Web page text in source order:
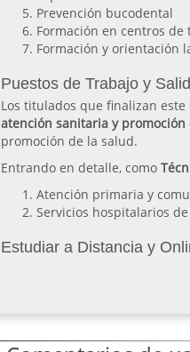
Prevención bucodental
Formación en centros de
Formación y orientación
Puestos de Trabajo y
Los titulados que finalizan
atención sanitaria y promoción
promoción de la salud.
Entrando en detalle, como
Atención primaria y
Servicios hospitalarios
Estudiar a Distancia y